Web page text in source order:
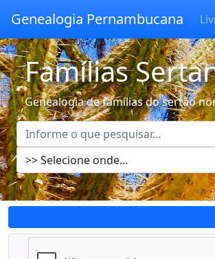
Genealogia Pernambucana
Famílias
Genealogia de famílias do sertão